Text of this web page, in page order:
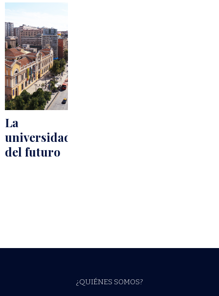
​​​La
universidad
del futuro
¿QUIÉNES SOMOS?